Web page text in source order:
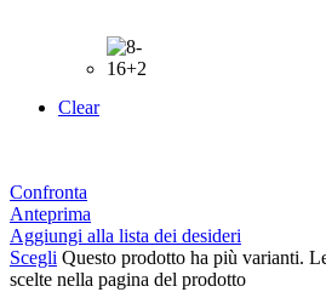
Clear
Confronta
Anteprima
Aggiungi alla lista dei desideri
Scegli Questo prodotto ha più varianti.
scelte nella pagina del prodotto